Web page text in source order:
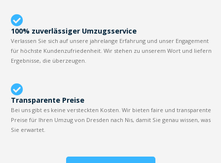
100% zuverlässiger Umzugsservice
Verlassen Sie sich auf unsere jahrelange Erfahrung und unser Engagement
für höchste Kundenzufriedenheit. Wir stehen zu unserem Wort und liefern
Ergebnisse, die überzeugen.
Transparente Preise
Bei uns gibt es keine versteckten Kosten. Wir bieten faire und transparente
Preise für Ihren Umzug von Dresden nach Nis, damit Sie genau wissen, was
Sie erwartet.